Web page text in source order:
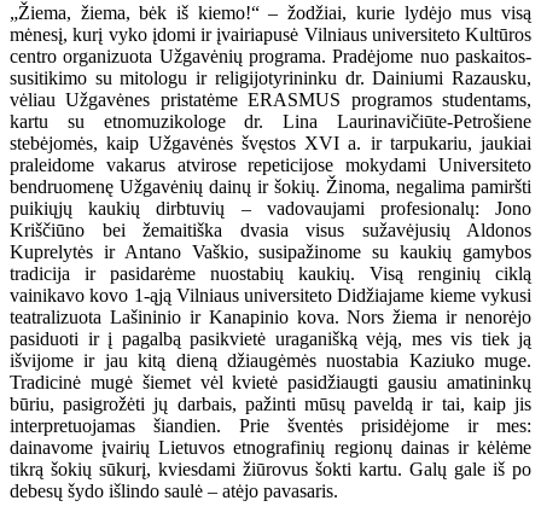
„Žiema, žiema, bėk iš kiemo!“ – žodžiai, kurie lydėjo mus visą
mėnesį, kurį vyko įdomi ir įvairiapusė Vilniaus universiteto Kultūros
centro organizuota Užgavėnių programa. Pradėjome nuo paskaitos-
susitikimo su mitologu ir religijotyrininku dr. Dainiumi Razausku,
vėliau Užgavėnes pristatėme ERASMUS programos studentams,
kartu su etnomuzikologe dr. Lina Laurinavičiūte-Petrošiene
stebėjomės, kaip Užgavėnės švęstos XVI a. ir tarpukariu, jaukiai
praleidome vakarus atvirose repeticijose mokydami Universiteto
bendruomenę Užgavėnių dainų ir šokių. Žinoma, negalima pamiršti
puikiųjų kaukių dirbtuvių – vadovaujami profesionalų: Jono
Kriščiūno bei žemaitiška dvasia visus sužavėjusių Aldonos
Kuprelytės ir Antano Vaškio, susipažinome su kaukių gamybos
tradicija ir pasidarėme nuostabių kaukių. Visą renginių ciklą
vainikavo kovo 1-ąją Vilniaus universiteto Didžiajame kieme vykusi
teatralizuota Lašininio ir Kanapinio kova. Nors žiema ir nenorėjo
pasiduoti ir į pagalbą pasikvietė uraganišką vėją, mes vis tiek ją
išvijome ir jau kitą dieną džiaugėmės nuostabia Kaziuko muge.
Tradicinė mugė šiemet vėl kvietė pasidžiaugti gausiu amatininkų
būriu, pasigrožėti jų darbais, pažinti mūsų paveldą ir tai, kaip jis
interpretuojamas šiandien. Prie šventės prisidėjome ir mes:
dainavome įvairių Lietuvos etnografinių regionų dainas ir kėlėme
tikrą šokių sūkurį, kviesdami žiūrovus šokti kartu. Galų gale iš po
debesų šydo išlindo saulė – atėjo pavasaris.